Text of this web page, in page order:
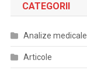
CATEGORII
Analize medicale
Articole